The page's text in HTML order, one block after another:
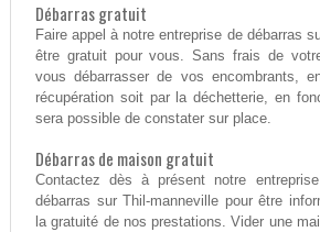
Débarras gratuit
Faire appel à notre entreprise de débarras
être gratuit pour vous. Sans frais de
vous débarrasser de vos encombrants,
récupération soit par la déchetterie, en
sera possible de constater sur place.
Débarras de maison gratuit
Contactez dès à présent notre
débarras sur Thil-manneville pour être
la gratuité de nos prestations. Vider une